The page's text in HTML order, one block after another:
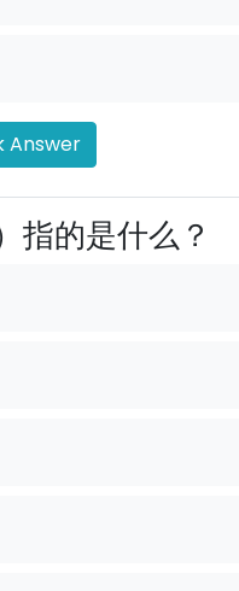
Answer
指的是什么？